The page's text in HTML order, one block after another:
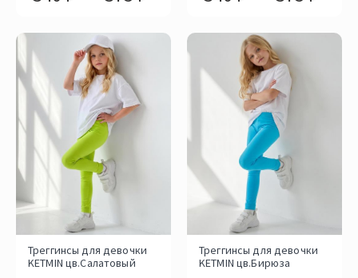
Треггинсы для девочки
KETMIN цв.Салатовый
Треггинсы для девочки
KETMIN цв.Бирюза